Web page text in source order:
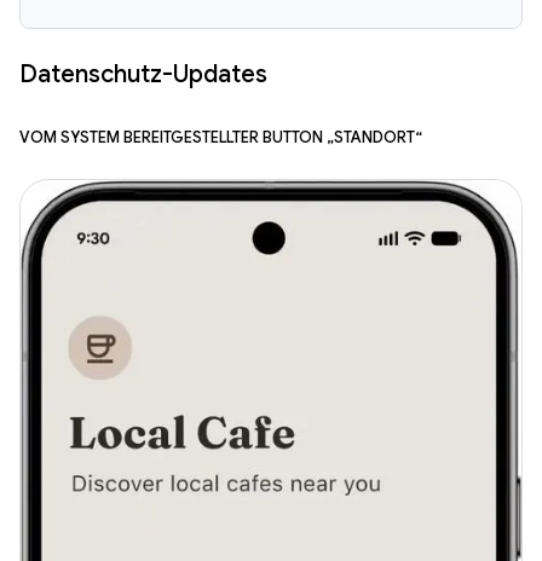
Datenschutz-Updates
Vom System bereitgestellter Button „Standort“